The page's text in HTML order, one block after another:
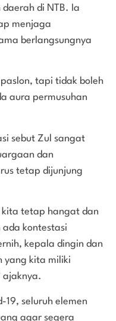
di NTB. Ia
menjaga
berlangsungnya
tapi tidak boleh
aura permusuhan
sebut Zul sangat
dan
tetap dijunjung
tetap hangat dan
kontestasi
kepala dingin dan
yang kita miliki
ajaknya.
19, seluruh elemen
agar segera